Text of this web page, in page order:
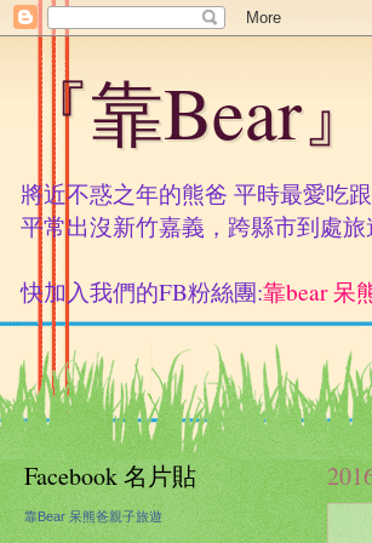
『靠Bear
將近不惑之年的熊爸 平時最愛吃
平常出沒新竹嘉義，跨縣市到處
快加入我們的FB粉絲團:靠bear 呆
Facebook 名片貼
靠Bear 呆熊爸親子旅遊